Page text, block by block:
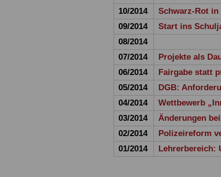
10/2014
Schwarz-Rot in
09/2014
Start ins
08/2014
07/2014
Projekte als
06/2014
Fairgabe statt
05/2014
DGB:
04/2014
Wettbewerb
03/2014
Änderungen
02/2014
Polizeireform
01/2014
Lehrerbereich: